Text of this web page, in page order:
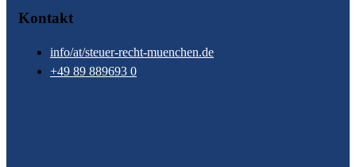
Kontakt
info/at/steuer-recht-muenchen.de
+49 89 889693 0